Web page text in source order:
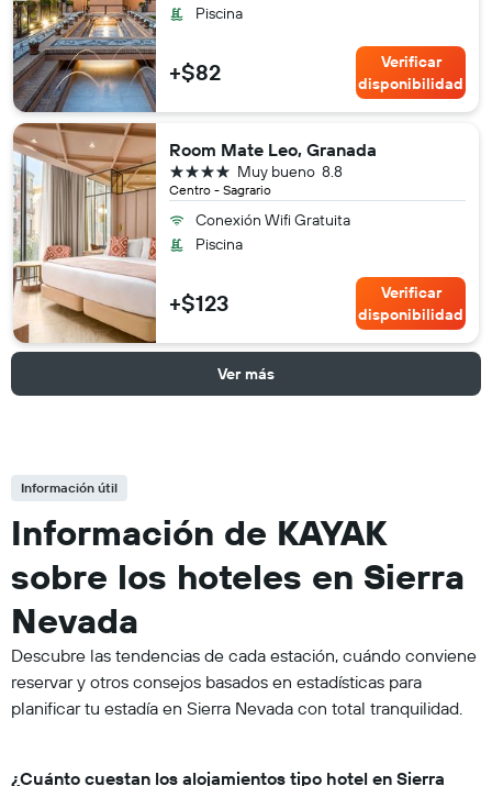
Piscina
+$82
Verificar
disponibilidad
Room Mate Leo, Granada
Centro - Sagrario
8.8
Muy bueno
4 estrellas
Conexión Wifi Gratuita
Piscina
+$123
Verificar
disponibilidad
Ver más
Información útil
Información de KAYAK
sobre los hoteles en Sierra
Nevada
Descubre las tendencias de cada estación, cuándo conviene
reservar y otros consejos basados en estadísticas para
planificar tu estadía en Sierra Nevada con total tranquilidad.
¿Cuánto cuestan los alojamientos tipo hotel en Sierra